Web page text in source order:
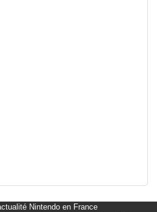
Nintendo en France